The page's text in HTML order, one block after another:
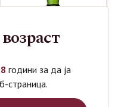
години за да ја
страница.